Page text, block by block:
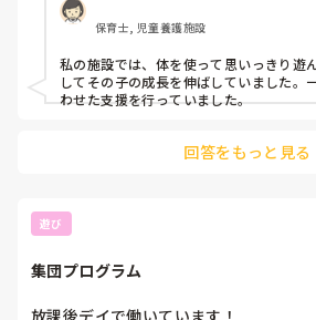
保育士, 児童養護施設
私の施設では、体を使って思いっきり遊
してその子の成長を伸ばしていました。
わせた支援を行っていました。
回答をもっと見る
遊び
集団プログラム
放課後デイで働いています！